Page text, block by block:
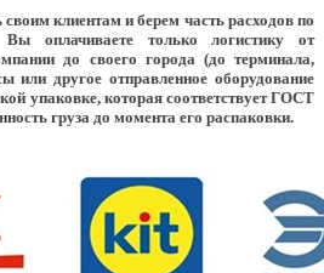
клиентам и берем часть расходов по
Вы оплачиваете только логистику от
до своего города (до терминала,
или другое отправленное оборудование
упаковке, которая соответствует ГОСТ
груза до момента его распаковки.